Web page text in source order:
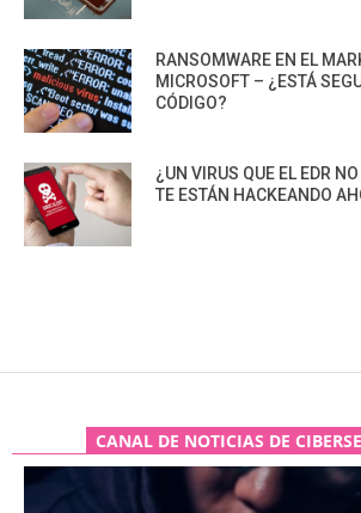
RANSOMWARE EN EL
MICROSOFT – ¿ESTÁ
CÓDIGO?
¿UN VIRUS QUE EL EDR NO
TE ESTÁN HACKEANDO
CANAL DE NOTICIAS DE